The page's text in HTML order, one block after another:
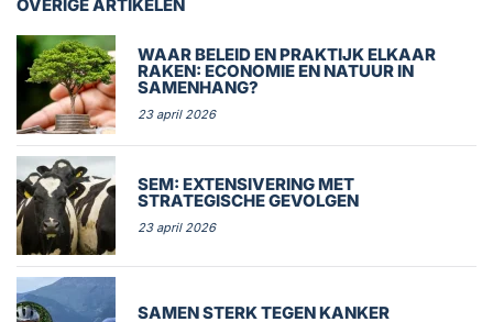
OVERIGE ARTIKELEN
WAAR BELEID EN PRAKTIJK ELKAAR
RAKEN: ECONOMIE EN NATUUR IN
SAMENHANG?
23 april 2026
SEM: EXTENSIVERING MET
STRATEGISCHE GEVOLGEN
23 april 2026
SAMEN STERK TEGEN KANKER